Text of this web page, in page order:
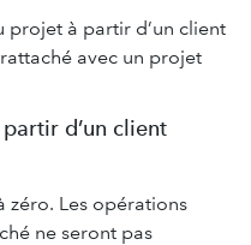
projet à partir d’un client
avec un projet
d’un client
zéro. Les opérations
ne seront pas